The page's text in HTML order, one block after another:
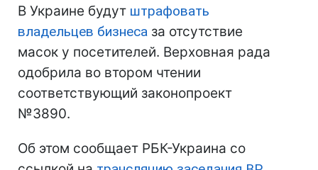
В Украине будут штрафовать
владельцев бизнеса за отсутствие
масок у посетителей. Верховная рада
одобрила во втором чтении
соответствующий законопроект
№3890.
Об этом сообщает РБК-Украина со